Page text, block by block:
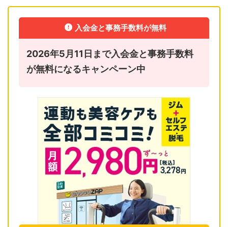
入会金と事務手数料が無料
2026年5月11日まで入会金と事務手数料
が無料になるキャンペーン中